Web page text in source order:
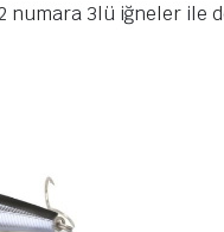
numara 3lü iğneler ile